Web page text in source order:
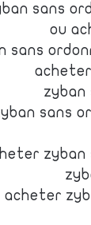
sans
ou
sans
zyban
sans
zyban
acheter